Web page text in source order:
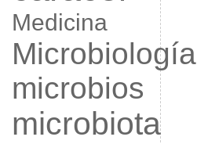
Medicina
Microbiología
microbios
microbiota